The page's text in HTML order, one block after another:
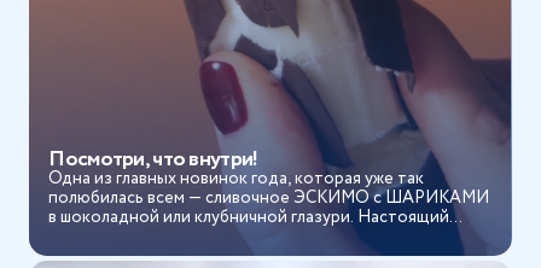
Посмотри, что внутри!
Одна из главных новинок года, которая уже так
полюбилась всем — сливочное ЭСКИМО с ШАРИКАМИ
в шоколадной или клубничной глазури. Настоящий